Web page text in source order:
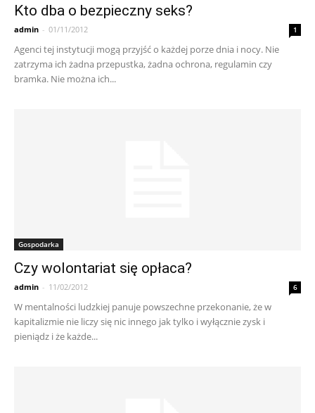
Kto dba o bezpieczny seks?
admin - 01/11/2012 1
Agenci tej instytucji mogą przyjść o każdej porze dnia i nocy. Nie
zatrzyma ich żadna przepustka, żadna ochrona, regulamin czy
bramka. Nie można ich...
Gospodarka
Czy wolontariat się opłaca?
admin - 11/02/2012 6
W mentalności ludzkiej panuje powszechne przekonanie, że w
kapitalizmie nie liczy się nic innego jak tylko i wyłącznie zysk i
pieniądz i że każde...